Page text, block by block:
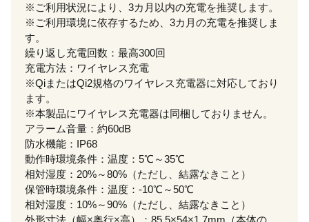
※ご利用状況により、3カ月以内の充電を推奨します。
※ご利用環境に依存するため、3カ月の充電を推奨しま
す。
繰り返し充電回数：最高300回
充電方法：ワイヤレス充電
※QiまたはQi2規格のワイヤレス充電器に対応しており
ます。
※本製品にワイヤレス充電器は同梱しておりません。
アラーム音量：約60dB
防水機能：IP68
動作時環境条件：温度：5℃～35℃
相対湿度：20%～80%（ただし、結露なきこと）
保管時環境条件：温度：-10℃～50℃
相対湿度：10%～90%（ただし、結露なきこと）
外形寸法（幅×奥行×高）：85.5×54×1.7mm（本体の